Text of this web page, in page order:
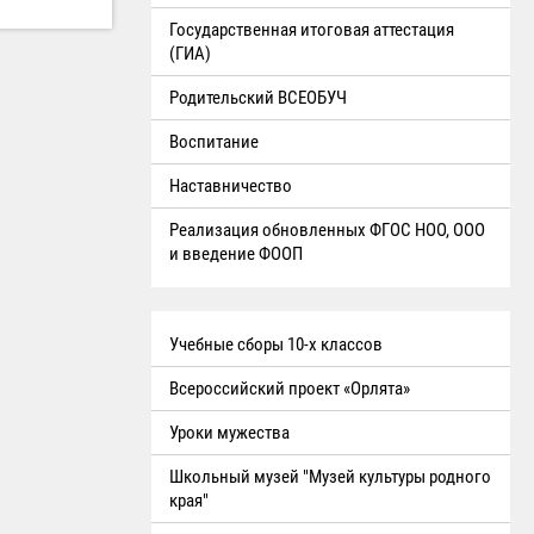
Государственная итоговая аттестация
(ГИА)
Родительский ВСЕОБУЧ
Воспитание
Наставничество
Реализация обновленных ФГОС НОО, ООО
и введение ФООП
Учебные сборы 10-х классов
Всероссийский проект «Орлята»
Уроки мужества
Школьный музей "Музей культуры родного
края"